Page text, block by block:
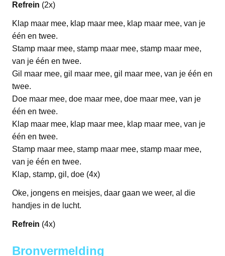
Refrein (2x)
Klap maar mee, klap maar mee, klap maar mee, van je
één en twee.
Stamp maar mee, stamp maar mee, stamp maar mee,
van je één en twee.
Gil maar mee, gil maar mee, gil maar mee, van je één en
twee.
Doe maar mee, doe maar mee, doe maar mee, van je
één en twee.
Klap maar mee, klap maar mee, klap maar mee, van je
één en twee.
Stamp maar mee, stamp maar mee, stamp maar mee,
van je één en twee.
Klap, stamp, gil, doe (4x)
Oke, jongens en meisjes, daar gaan we weer, al die
handjes in de lucht.
Refrein (4x)
Bronvermelding